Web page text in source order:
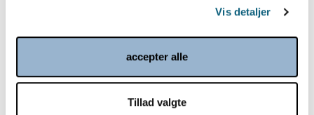
Vis detaljer
accepter alle
Tillad valgte
Danish.Care Nyt 10. december 2025